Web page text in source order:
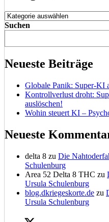
Kategorien
Suchen
Neueste Beiträge
Globale Panik: Super-KI
Kontrollverlust droht:
auslöschen!
Wohin steuert KI –
Neueste
delta 8 zu Die
Schulenburg
Area 52 Delta 8 THC zu
Ursula Schulenburg
blog.dkriegeskorte.de zu
Ursula Schulenburg